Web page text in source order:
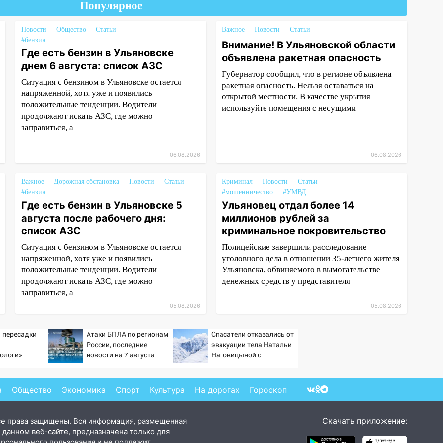
Популярное
Новости Общество
Статьи
#бензин
Где есть бензин в Ульяновске
днем 6 августа: список АЗС
Ситуация с бензином в Ульяновске остается
напряженной, хотя уже и появились
положительные тенденции. Водители
продолжают искать АЗС, где можно
заправиться, а
06.08.2026
Важное Новости Статьи
Внимание! В Ульяновской области
объявлена ракетная опасность
Губернатор сообщил, что в регионе объявлена
ракетная опасность. Нельзя оставаться на
открытой местности. В качестве укрытия
используйте помещения с несущими
06.08.2026
Важное Дорожная обстановка Новости
Статьи
#бензин
Где есть бензин в Ульяновске 5
августа после рабочего дня:
список АЗС
Ситуация с бензином в Ульяновске остается
напряженной, хотя уже и появились
положительные тенденции. Водители
продолжают искать АЗС, где можно
заправиться, а
05.08.2026
Криминал Новости
Статьи
#мошенничество
#УМВД
Ульяновец отдал более 14
миллионов рублей за
криминальное покровительство
Полицейские завершили расследование
уголовного дела в отношении 35-летнего жителя
Ульяновска, обвиняемого в вымогательстве
денежных средств у представителя
05.08.2026
Атаки БПЛА по регионам
России, последние
новости на 7 августа
состояние пострадавших
Спасатели отказались от
эвакуации тела Натальи
Наговицыной с
Общество Экономика Спорт Культура На дорогах Гороскоп
права защищены. Вся информация, размещенная
данном веб-сайте, предназначена только для
Скачать приложение: